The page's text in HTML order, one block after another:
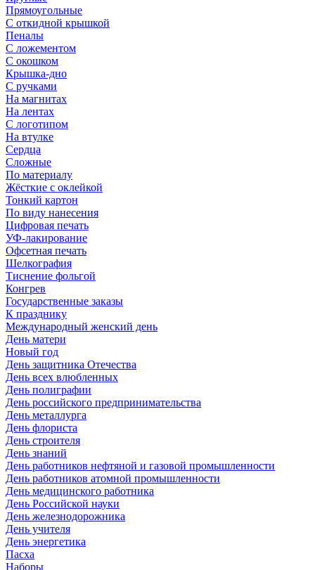
Прямоугольные
С откидной крышкой
Пеналы
С ложементом
С окошком
Крышка-дно
С ручками
На магнитах
На лентах
С логотипом
На втулке
Сердца
Сложные
По материалу
Жёсткие с оклейкой
Тонкий картон
По виду нанесения
Цифровая печать
УФ-лакирование
Офсетная печать
Шелкография
Тиснение фольгой
Конгрев
Государственные заказы
К празднику
Международный женский день
День матери
Новый год
День защитника Отечества
День всех влюбленных
День полиграфии
День российского предпринимательства
День металлурга
День флориста
День строителя
День знаний
День работников нефтяной и газовой промышленности
День работников атомной промышленности
День медицинского работника
День Российской науки
День железнодорожника
День учителя
День энергетика
Пасха
Наборы